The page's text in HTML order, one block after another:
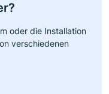
oder die Installation
verschiedenen